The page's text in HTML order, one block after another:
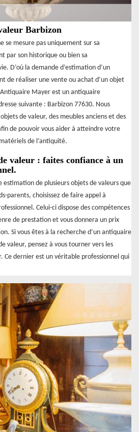
Barbizon
se mesure pas uniquement sur sa
par son historique ou bien sa
D’où la demande d’estimation d’un
de réaliser une vente ou achat d’un objet
Mayer est un antiquaire
suivante : Barbizon 77630. Nous
de valeur, des meubles anciens et des
de pouvoir vous aider à atteindre votre
de l’antiquité.
valeur : faites confiance à un
estimation de plusieurs objets de valeurs que
parents, choisissez de faire appel à
Celui-ci dispose des compétences
de prestation et vous donnera un prix
Si vous êtes à la recherche d’un antiquaire
valeur, pensez à vous tourner vers les
Ce dernier est un véritable professionnel qui